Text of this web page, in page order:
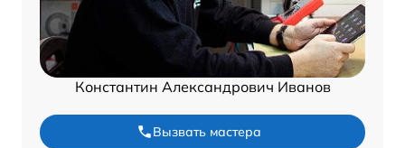
Константин Александрович Иванов
Вызвать мастера